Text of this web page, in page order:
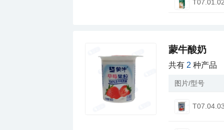
蒙牛酸奶
共有 2 种产品
图片/型号